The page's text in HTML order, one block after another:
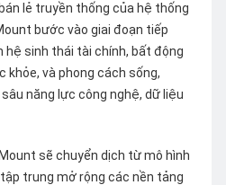
lẻ truyền thống của hệ thống
bước vào giai đoạn tiếp
hệ sinh thái tài chính, bất động
khỏe, và phong cách sống,
năng lực công nghệ, dữ liệu
sẽ chuyển dịch từ mô hình
trung mở rộng các nền tảng